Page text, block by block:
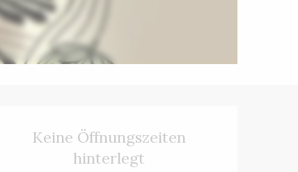
Öffnungszeiten
Keine Öffnungszeiten
hinterlegt